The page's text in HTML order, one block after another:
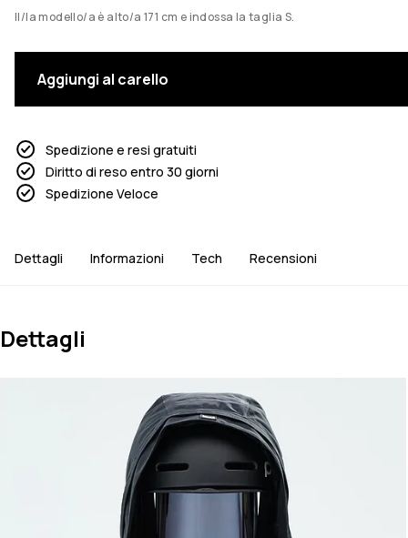
Il/la modello/a è alto/a 171 cm e indossa la taglia S.
Aggiungi al carello
Spedizione e resi gratuiti
Diritto di reso entro 30 giorni
Spedizione Veloce
Dettagli Informazioni Tech Recensioni
Dettagli